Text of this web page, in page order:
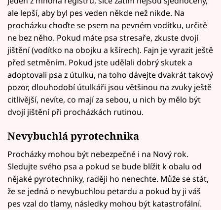
ale lepší, aby byl pes veden někde než nikde. Na
procházku choďte se psem na pevném vodítku, určitě
ne bez něho. Pokud máte psa stresaře, zkuste dvojí
jištění (vodítko na obojku a kšírech). Fajn je vyrazit ještě
před setměním. Pokud jste udělali dobrý skutek a
adoptovali psa z útulku, na toho dávejte dvakrát takový
pozor, dlouhodobí útulkáři jsou většinou na zvuky ještě
citlivější, nevíte, co mají za sebou, u nich by mělo být
dvojí jištění při procházkách rutinou.
Nevybuchlá pyrotechnika
Procházky mohou být nebezpečné i na Nový rok.
Sledujte svého psa a pokud se bude blížit k obalu od
nějaké pyrotechniky, raději ho nenechte. Může se stát,
že se jedná o nevybuchlou petardu a pokud by ji váš
pes vzal do tlamy, následky mohou být katastrofální.